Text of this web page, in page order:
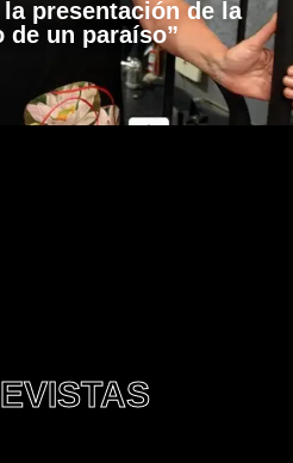
presentación de la
de un paraíso”